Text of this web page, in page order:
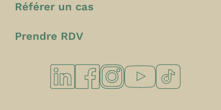
Référer un cas
Prendre RDV